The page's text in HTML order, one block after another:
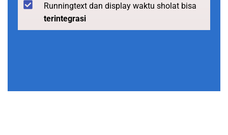
Runningtext dan display waktu sholat bisa
terintegrasi